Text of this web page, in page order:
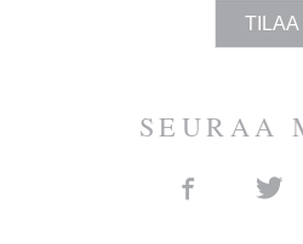
SEURAA
Facebook